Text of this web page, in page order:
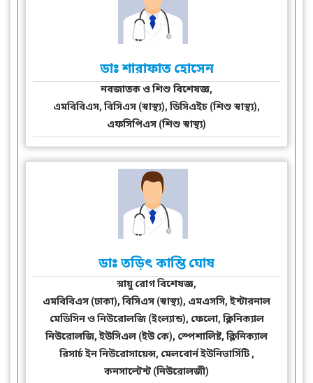
ডাঃ শারাফাত হোসেন
নবজাতক ও শিশু বিশেষজ্ঞ,
এমবিবিএস, বিসিএস (স্বাস্থ্য), ডিসিএইচ (শিশু স্বাস্থ্য),
এফসিপিএস (শিশু স্বাস্থ্য)
ডাঃ তড়িৎ কান্তি ঘোষ
স্নায়ু রোগ বিশেষজ্ঞ,
এমবিবিএস (ঢাকা), বিসিএস (স্বাস্থ্য), এমএসসি, ইন্টারনাল
মেডিসিন ও নিউরোলজি (ইংল্যান্ড), ফেলো, ক্লিনিক্যাল
নিউরোলজি, ইউসিএল (ইউ কে), স্পেশালিষ্ট, ক্লিনিক্যাল
রিসার্চ ইন নিউরোসায়েন্স, মেলবোর্ন ইউনিভার্সিটি ,
কনসাল্টেন্ট (নিউরোলজী)